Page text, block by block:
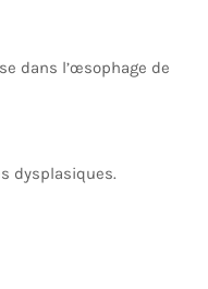
dans l’œsophage de
dysplasiques.